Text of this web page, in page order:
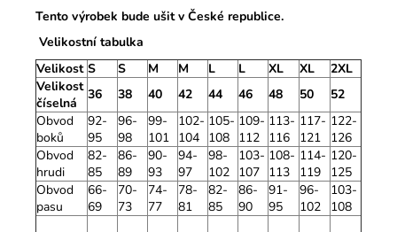
Tento výrobek bude ušit v České republice.
Velikostní tabulka
Velikost S S M M L L XL XL
2XL
Velikost
číselná
36 38 40 42 44 46 48 50
52
Obvod
boků
92-
95
96-
98
99-
101
102-
104
105-
108
109-
112
113-
116
117-
121
122-
126
Obvod
hrudi
82-
85
86-
89
90-
93
94-
97
98-
102
103-
107
108-
113
114-
119
120-
125
Obvod
pasu
66-
69
70-
73
74-
77
78-
81
82-
85
86-
90
91-
95
96-
102
103-
108